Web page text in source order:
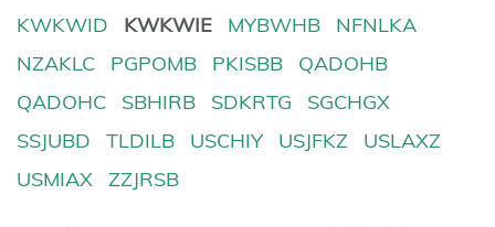
KWKWID
KWKWIE MYBWHB
NFNLKA
NZAKLC
PGPOMB PKISBB
QADOHB
QADOHC
SBHIRB SDKRTG
SGCHGX
SSJUBD
TLDILB USCHIY USJFKZ
USLAXZ
USMIAX
ZZJRSB